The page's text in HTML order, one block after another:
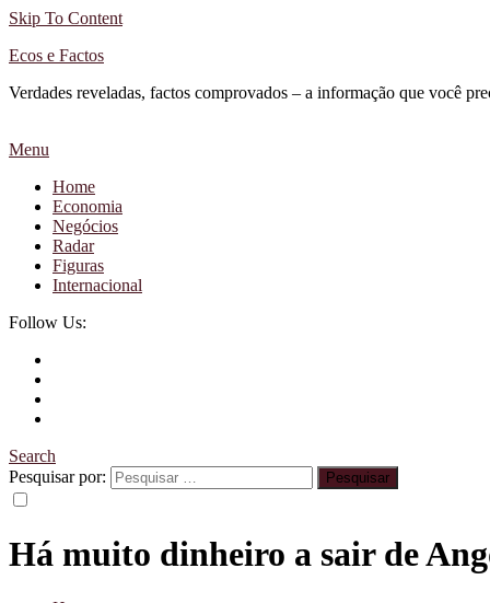
Skip To Content
Ecos e Factos
Verdades reveladas, factos comprovados – a informação que você
Menu
Home
Economia
Negócios
Radar
Figuras
Internacional
Follow Us:
Search
Pesquisar por:
Há muito dinheiro a sair de